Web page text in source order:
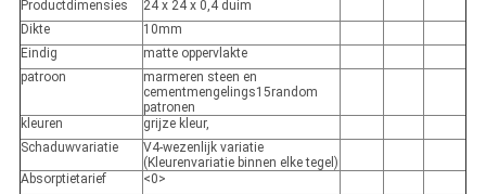
Productdimensies
24 x 24 x 0,4 duim
Dikte
10mm
Eindig
matte oppervlakte
patroon
marmeren steen en
cementmengelings15random
patronen
kleuren
grijze kleur,
Schaduwvariatie
V4-wezenlijk variatie
(Kleurenvariatie binnen elke tegel)
Absorptietarief
<0>